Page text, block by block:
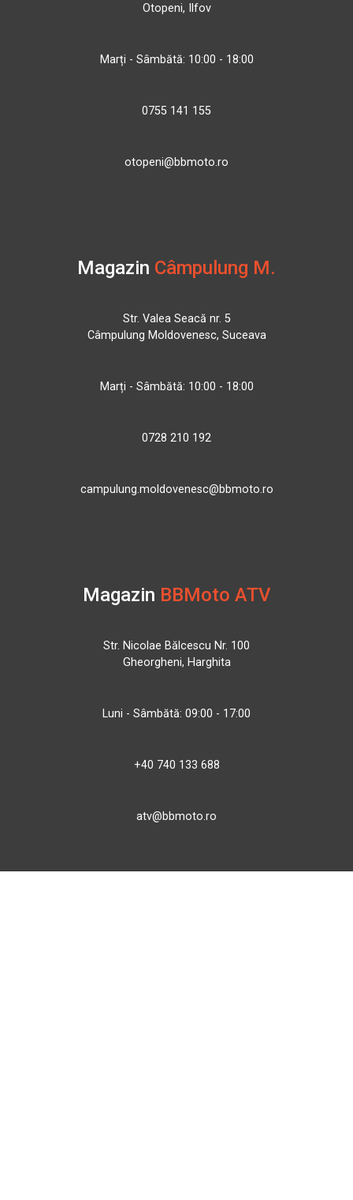
Otopeni, Ilfov
Marți - Sâmbătă: 10:00 - 18:00
0755 141 155
otopeni@bbmoto.ro
Magazin Câmpulung M.
Str. Valea Seacă nr. 5
Câmpulung Moldovenesc, Suceava
Marți - Sâmbătă: 10:00 - 18:00
0728 210 192
campulung.moldovenesc@bbmoto.ro
Magazin BBMoto ATV
Str. Nicolae Bălcescu Nr. 100
Gheorgheni, Harghita
Luni - Sâmbătă: 09:00 - 17:00
+40 740 133 688
atv@bbmoto.ro